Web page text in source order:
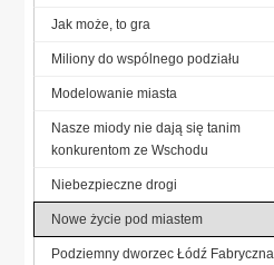
Jak może, to gra
Miliony do wspólnego podziału
Modelowanie miasta
Nasze miody nie dają się tanim
konkurentom ze Wschodu
Niebezpieczne drogi
Nowe życie pod miastem
Podziemny dworzec Łódź Fabryczna